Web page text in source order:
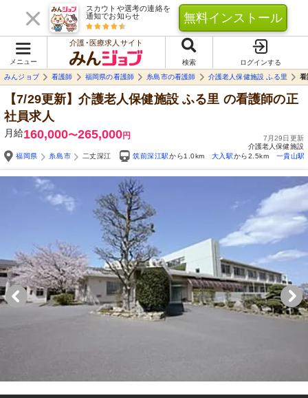
スカウトや選考の連絡を
通知でお知らせ
無料インストール
メニュー
介護･医療求人サイト
検索
ログインする
みんジョブ
看護師 福岡県の看護師 糸島市の看護師 介護老人保健施設 ふる里 看
【7/29更新】介護老人保健施設 ふる里 の看護師の正
社員求人
月給160,000〜265,000円
7月29日更新
介護老人保健施設
福岡県
糸島市 二丈深江 筑前深江駅から1.0km 大入駅から2.5km 一貴山駅